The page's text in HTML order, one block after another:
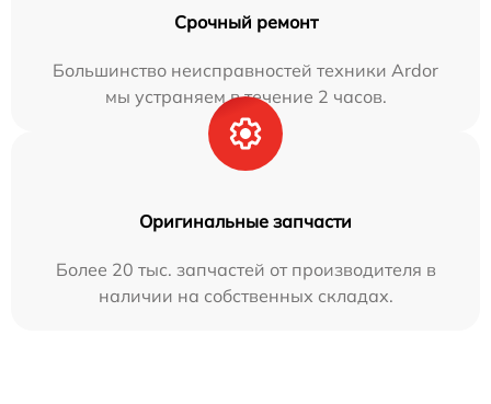
Срочный ремонт
Большинство неисправностей техники Ardor
мы устраняем в течение 2 часов.
Оригинальные запчасти
Более 20 тыс. запчастей от производителя в
наличии на собственных складах.